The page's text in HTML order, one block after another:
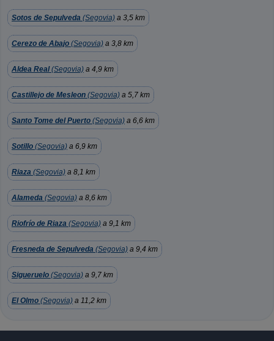
Sotos de Sepulveda (Segovia) a 3,5 km
Cerezo de Abajo (Segovia) a 3,8 km
Aldea Real(Segovia) a 4,9 km
Castillejo de Mesleon (Segovia) a 5,7 km
Santo Tome del Puerto (Segovia) a 6,6 km
Sotillo (Segovia) a 6,9 km
Riaza (Segovia) a 8,1 km
Alameda (Segovia) a 8,6 km
Riofrío de Riaza (Segovia) a 9,1 km
Fresneda de Sepulveda (Segovia) a 9,4 km
Sigueruelo (Segovia) a 9,7 km
El Olmo (Segovia) a 11,2 km